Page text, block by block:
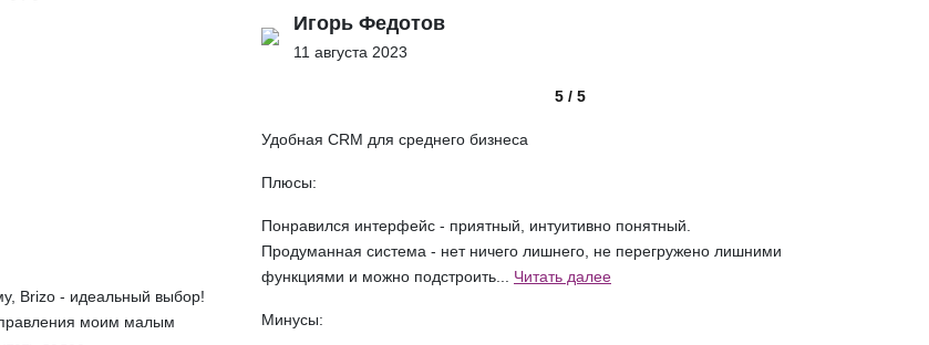
Brizo - идеальный выбор!
моим малым
Игорь Федотов
11 августа 2023
5 / 5
Удобная CRM для среднего бизнеса
Плюсы:
Понравился интерфейс - приятный, интуитивно понятный.
Продуманная система - нет ничего лишнего, не перегружено лишними
функциями и можно подстроить... Читать далее
Минусы: